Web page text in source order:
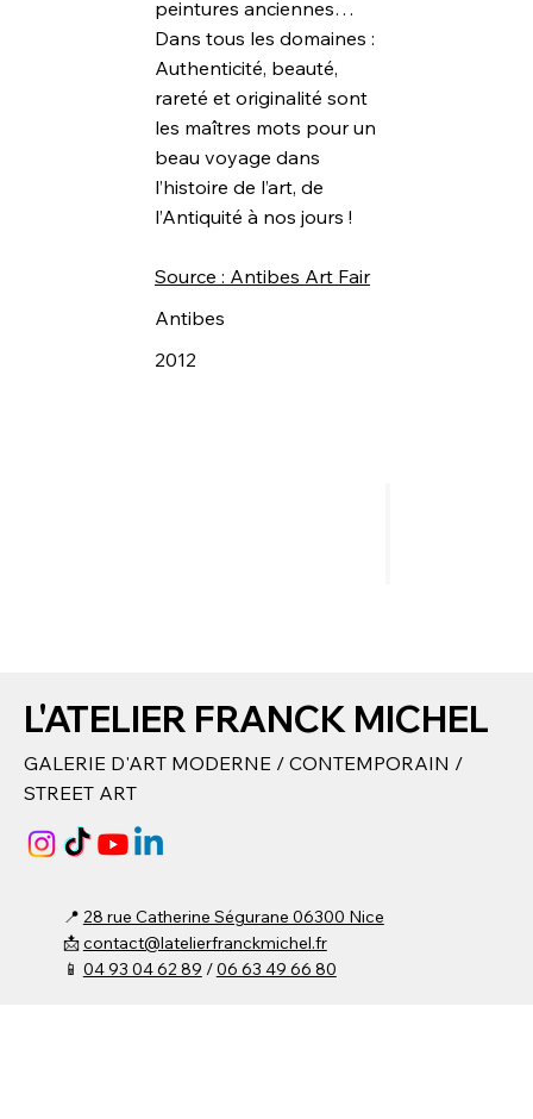
peintures anciennes…
Dans tous les domaines :
Authenticité, beauté,
rareté et originalité sont
les maîtres mots pour un
beau voyage dans
l’histoire de l’art, de
l’Antiquité à nos jours !
Source : Antibes Art Fair
Antibes
2012
L'ATELIER FRANCK MICHEL
GALERIE D'ART MODERNE / CONTEMPORAIN /
STREET ART
📍 28 rue Catherine Ségurane 06300 Nice
📩contact@latelierfranckmichel.fr
📱 04 93 04 62 89 /06 63 49 66 80​